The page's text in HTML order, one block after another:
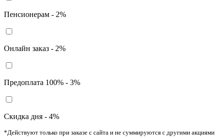
Пенсионерам - 2%
Онлайн заказ - 2%
Предоплата 100% - 3%
Скидка дня - 4%
*Действуют только при заказе с сайта и не суммируются с другими акциями